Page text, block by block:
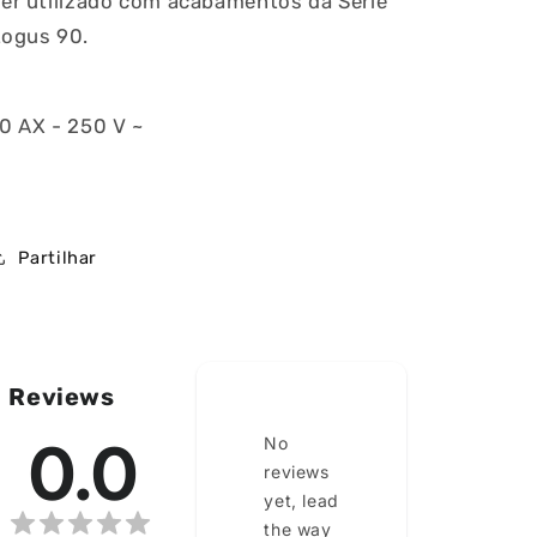
90.
AX - 250 V ~
Partilhar
Reviews
0.0
No
reviews
yet, lead
the way